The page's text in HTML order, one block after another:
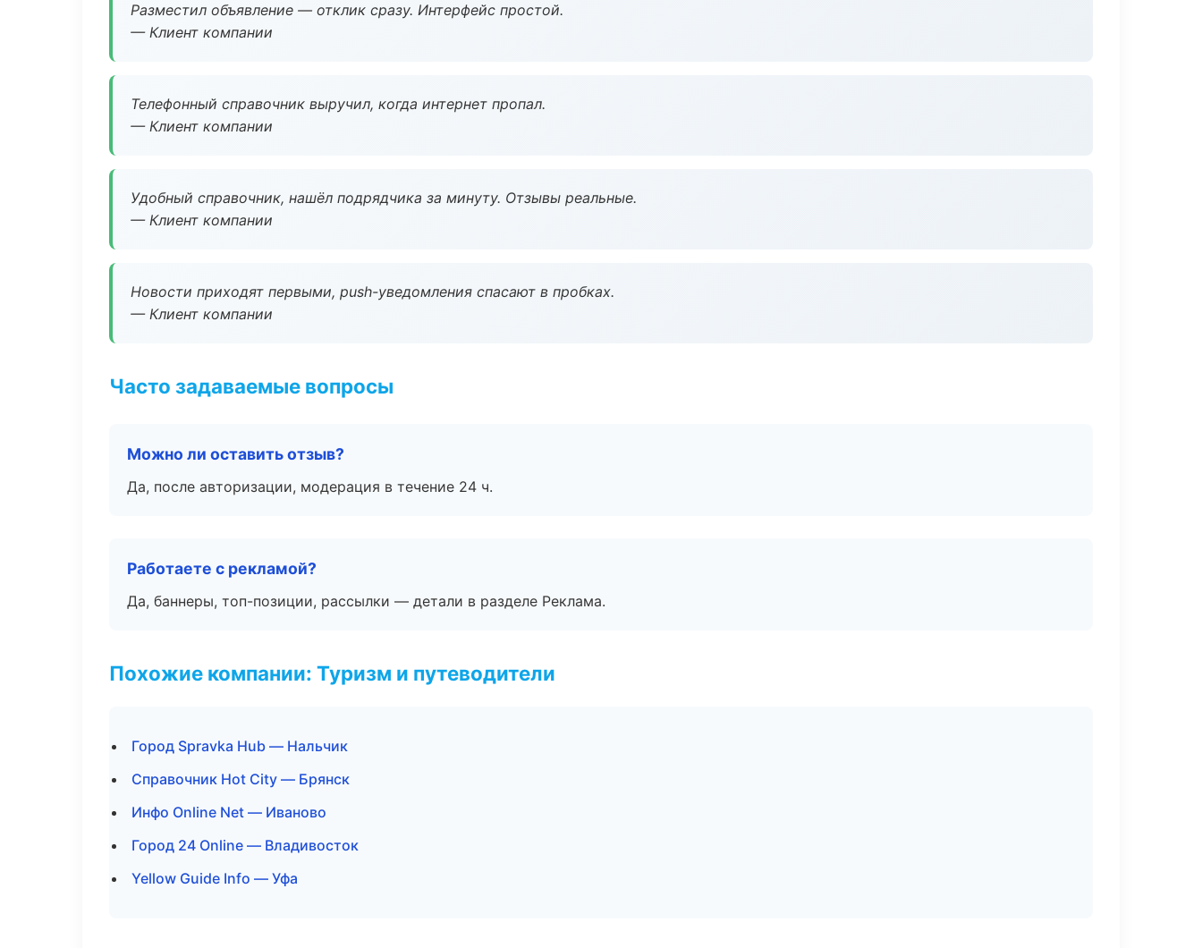
Разместил объявление — отклик сразу. Интерфейс простой.
— Клиент компании
Телефонный справочник выручил, когда интернет пропал.
— Клиент компании
Удобный справочник, нашёл подрядчика за минуту. Отзывы реальные.
— Клиент компании
Новости приходят первыми, push-уведомления спасают в пробках.
— Клиент компании
Часто задаваемые вопросы
Можно ли оставить отзыв?
Да, после авторизации, модерация в течение 24 ч.
Работаете с рекламой?
Да, баннеры, топ-позиции, рассылки — детали в разделе Реклама.
Похожие компании: Туризм и путеводители
Город Spravka Hub — Нальчик
Справочник Hot City — Брянск
Инфо Online Net — Иваново
Город 24 Online — Владивосток
Yellow Guide Info — Уфа